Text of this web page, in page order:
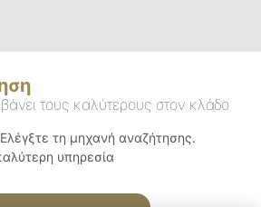
τους καλύτερους στον κλάδο
τη μηχανή αναζήτησης.
υπηρεσία